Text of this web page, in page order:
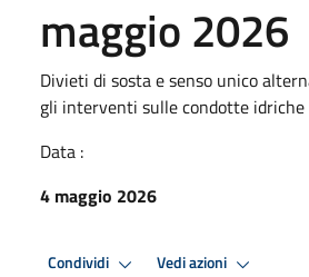
maggio 2026
Divieti di sosta e senso unico
gli interventi sulle condotte idriche
Data :
4 maggio 2026
Condividi Vedi azioni